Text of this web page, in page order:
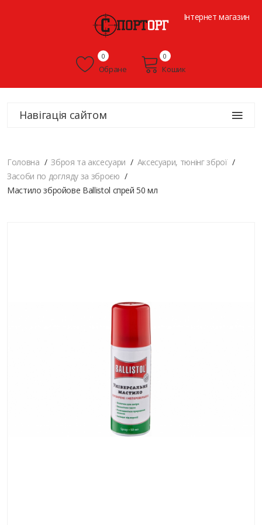
Інтернет магазин
Обране
0
Кошик
0
Навігація сайтом
Головна Зброя та аксесуари
Аксесуари, тюнінг зброї
Засоби по догляду за зброєю
Мастило збройове Ballistol спрей 50 мл